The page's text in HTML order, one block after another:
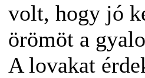
volt, hogy jó
örömöt a
A lovakat